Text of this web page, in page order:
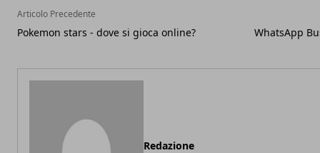
Articolo Precedente
Pokemon stars - dove si gioca online? WhatsApp
Redazione